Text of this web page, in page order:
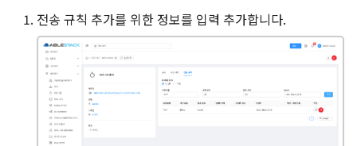
전송 규칙 추가를 위한 정보를 입력 추가합니다.